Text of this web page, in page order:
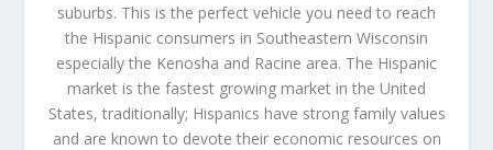
suburbs. This is the perfect vehicle you need to reach
the Hispanic consumers in Southeastern Wisconsin
especially the Kenosha and Racine area. The Hispanic
market is the fastest growing market in the United
States, traditionally; Hispanics have strong family values
and are known to devote their economic resources on